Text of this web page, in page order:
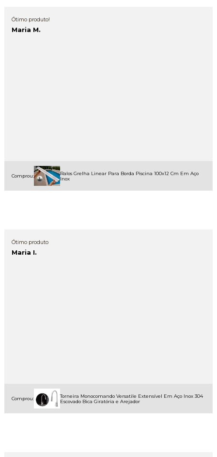
Ótimo produto!
Maria M.
Comprou:
Ralos Grelha Linear Para Borda Piscina 100x12 Cm Em Aço
Inox
Ótimo produto
Maria I.
Comprou:
Torneira Monocomando Versatile Extensível Em Aço Inox 304
Escovado Bica Giratória e Arejador